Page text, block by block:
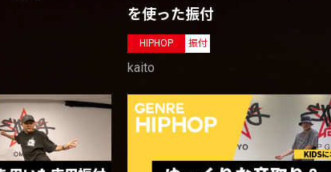
を使った振付
HIPHOP 振付
kaito